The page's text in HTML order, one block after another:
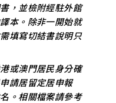
，並檢附經駐外館
本。除非一開始就
填寫切結書說明只
或澳門居民身分確
請居留定居申報
。相關檔案請參考